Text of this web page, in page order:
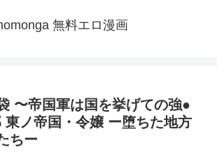
無料エロ漫画
〜帝国軍は国を挙げての強●
東ノ帝国・令嬢 ー堕ちた地方
ちー